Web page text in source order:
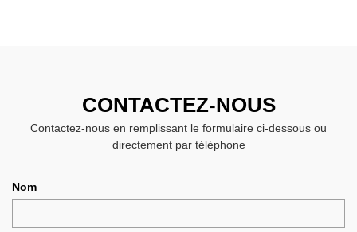
CONTACTEZ-NOUS
Contactez-nous en remplissant le formulaire ci-dessous ou
directement par téléphone
Nom